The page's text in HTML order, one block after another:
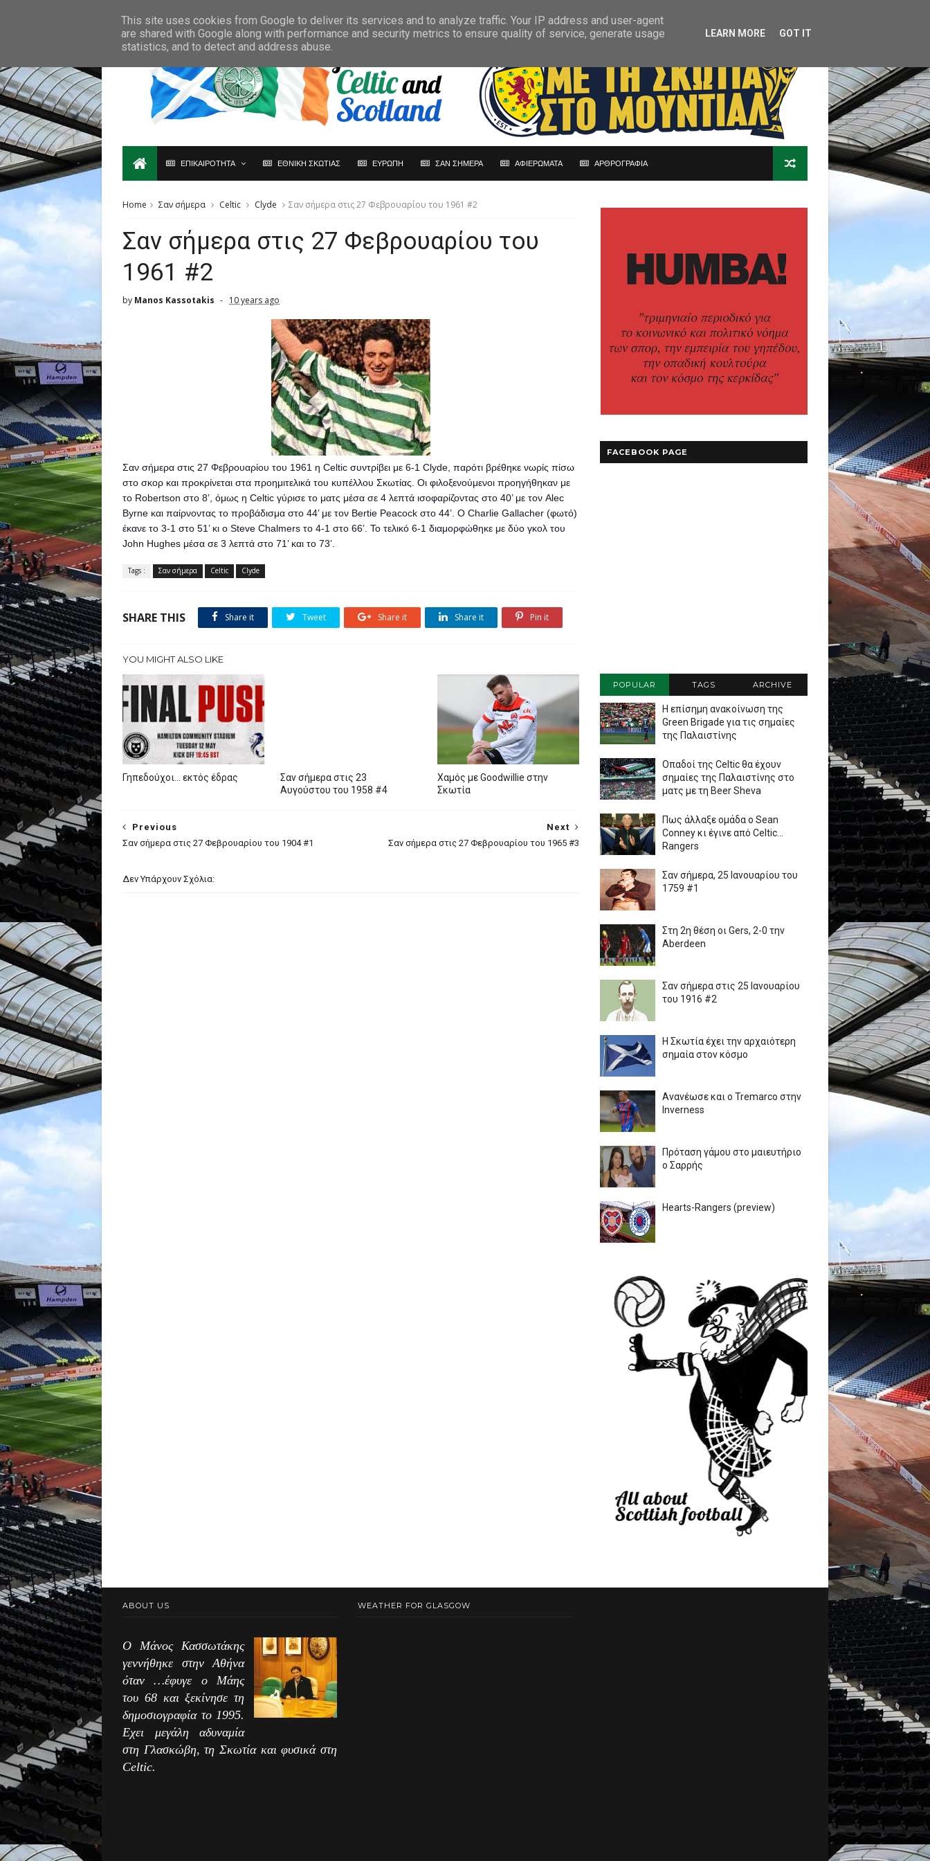
ΕΠΙΚΑΙΡΟΤΗΤΑ ΕΘΝΙΚΗ ΣΚΩΤΙΑΣ ΕΥΡΩΠΗ ΣΑΝ ΣΗΜΕΡΑ ΑΦΙΕΡΩΜΑΤΑ ΑΡΘΡΟΓΡΑΦΙΑ
Home Σαν σήμερα Celtic Clyde Σαν σήμερα στις 27 Φεβρουαρίου του 1961 #2
Σαν σήμερα στις 27 Φεβρουαρίου του
1961 #2
by Manos Kassotakis 10 years ago
Σαν σήμερα στις 27 Φεβρουαρίου του 1961 η Celtic συντρίβει με 6-1 Clyde, παρότι βρέθηκε νωρίς πίσω
στο σκορ και προκρίνεται στα προημιτελικά του κυπέλλου Σκωτίας. Οι φιλοξενούμενοι προηγήθηκαν με
το Robertson στο 8’, όμως η Celtic γύρισε το ματς μέσα σε 4 λεπτά ισοφαρίζοντας στο 40’ με τον Alec
Byrne και παίρνοντας το προβάδισμα στο 44’ με τον Bertie Peacock στο 44’. Ο Charlie Gallacher (φωτό)
έκανε το 3-1 στο 51’ κι ο Steve Chalmers το 4-1 στο 66’. Το τελικό 6-1 διαμορφώθηκε με δύο γκολ του
John Hughes μέσα σε 3 λεπτά στο 71’ και το 73’.
Tags : Σαν σήμερα Celtic Clyde
SHARE THIS Share it Tweet Share it Share it Pin it
YOU MIGHT ALSO LIKE
Γηπεδούχοι... εκτός έδρας
Σαν σήμερα στις 23
Αυγούστου του 1958 #4
Xαμός με Goodwillie στην
Σκωτία
Next
Σαν σήμερα στις 27 Φεβρουαρίου του 1965 #3
Previous
Σαν σήμερα στις 27 Φεβρουαρίου του 1904 #1
Δεν Υπάρχουν Σχόλια:
FACEBOOK PAGE
POPULAR TAGS ARCHIVE
Η επίσημη ανακοίνωση της
Green Brigade για τις σημαίες
της Παλαιστίνης
Οπαδοί της Celtic θα έχουν
σημαίες της Παλαιστίνης στο
ματς με τη Beer Sheva
Πως άλλαξε ομάδα ο Sean
Conney κι έγινε από Celtic...
Rangers
Σαν σήμερα, 25 Ιανουαρίου του
1759 #1
Στη 2η θέση οι Gers, 2-0 την
Aberdeen
Σαν σήμερα στις 25 Ιανουαρίου
του 1916 #2
Η Σκωτία έχει την αρχαιότερη
σημαία στον κόσμο
Ανανέωσε και ο Tremarco στην
Inverness
Πρόταση γάμου στο μαιευτήριο
ο Σαρρής
Hearts-Rangers (preview)
ABOUT US
Ο Μάνος Κασσωτάκης
γεννήθηκε στην Αθήνα
όταν …έφυγε ο Μάης
του 68 και ξεκίνησε τη
δημοσιογραφία το 1995.
Εχει μεγάλη αδυναμία
στη Γλασκώβη, τη Σκωτία και φυσικά στη
Celtic.
WEATHER FOR GLASGOW
This site uses cookies from Google to deliver its services and to analyze traffic. Your IP address and user-agent
are shared with Google along with performance and security metrics to ensure quality of service, generate usage
statistics, and to detect and address abuse.
LEARN MORE GOT IT